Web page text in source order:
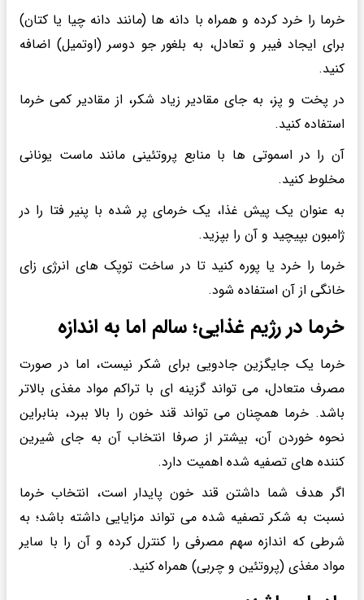
خرما را خرد کرده و همراه با دانه ها (مانند دانه چیا یا کتان)
برای ایجاد فیبر و تعادل، به بلغور جو دوسر (اوتمیل) اضافه
کنید.
در پخت و پز، به جای مقادیر زیاد شکر، از مقادیر کمی خرما
استفاده کنید.
آن را در اسموتی ها با منابع پروتئینی مانند ماست یونانی
مخلوط کنید.
به عنوان یک پیش غذا، یک خرمای پر شده با پنیر فتا را در
ژامبون بپیچید و آن را بپزید.
خرما را خرد یا پوره کنید تا در ساخت توپک های انرژی زای
خانگی از آن استفاده شود.
خرما در رژیم غذایی؛ سالم اما به اندازه
خرما یک جایگزین جادویی برای شکر نیست، اما در صورت
مصرف متعادل، می تواند گزینه ای با تراکم مواد مغذی بالاتر
باشد. خرما همچنان می تواند قند خون را بالا ببرد، بنابراین
نحوه خوردن آن، بیشتر از صرفا انتخاب آن به جای شیرین
کننده های تصفیه شده اهمیت دارد.
اگر هدف شما داشتن قند خون پایدار است، انتخاب خرما
نسبت به شکر تصفیه شده می تواند مزایایی داشته باشد؛ به
شرطی که اندازه سهم مصرفی را کنترل کرده و آن را با سایر
مواد مغذی (پروتئین و چربی) همراه کنید.